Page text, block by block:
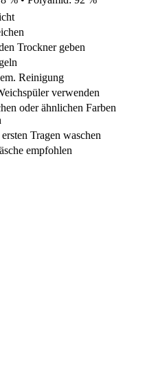
Trockner geben
Reinigung
verwenden
oder ähnlichen Farben
Tragen waschen
empfohlen